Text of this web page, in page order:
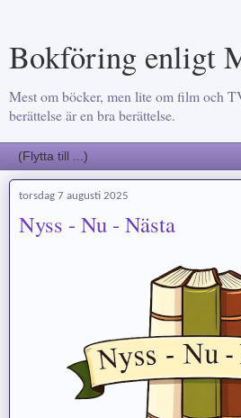
Bokföring enligt
Mest om böcker, men lite om film och
berättelse är en bra berättelse.
torsdag 7 augusti 2025
Nyss - Nu - Nästa